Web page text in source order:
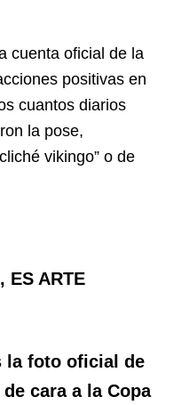
cuenta oficial de la
positivas en
cuantos diarios
la pose,
vikingo” o de
ES ARTE
la foto oficial de
cara a la Copa